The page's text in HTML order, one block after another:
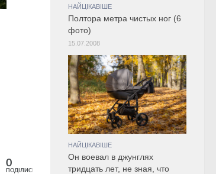
0
ПОДІЛИСЬ
НАЙЦІКАВІШЕ
Полтора метра чистых ног (6
фото)
15.07.2008
НАЙЦІКАВІШЕ
Он воевал в джунглях
тридцать лет, не зная, что